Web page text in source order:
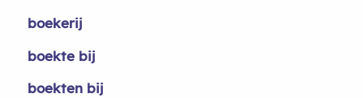
boekerij
boekte bij
boekten bij